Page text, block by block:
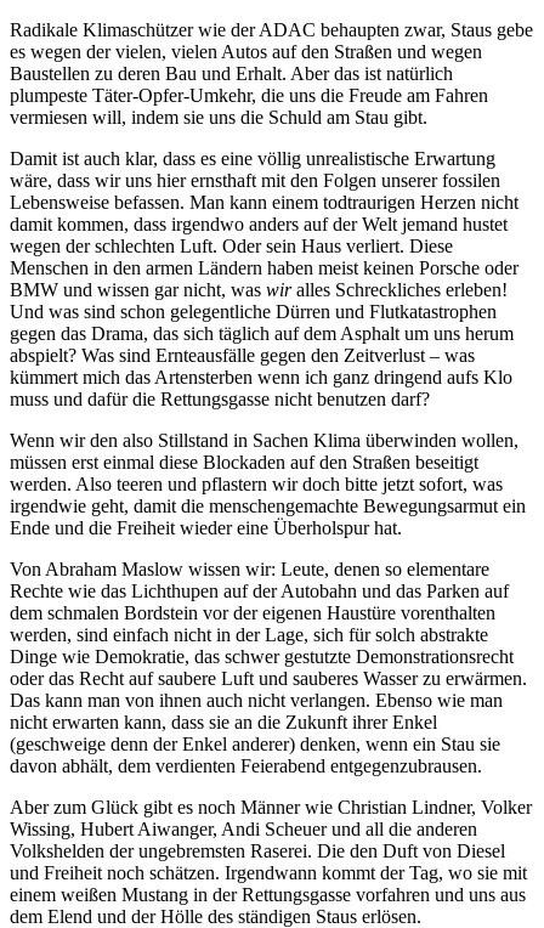
Radikale Klimaschützer wie der ADAC behaupten zwar, Staus gebe
es wegen der vielen, vielen Autos auf den Straßen und wegen
Baustellen zu deren Bau und Erhalt. Aber das ist natürlich
plumpeste Täter-Opfer-Umkehr, die uns die Freude am Fahren
vermiesen will, indem sie uns die Schuld am Stau gibt.
Damit ist auch klar, dass es eine völlig unrealistische Erwartung
wäre, dass wir uns hier ernsthaft mit den Folgen unserer fossilen
Lebensweise befassen. Man kann einem todtraurigen Herzen nicht
damit kommen, dass irgendwo anders auf der Welt jemand hustet
wegen der schlechten Luft. Oder sein Haus verliert. Diese
Menschen in den armen Ländern haben meist keinen Porsche oder
BMW und wissen gar nicht, was wiralles Schreckliches erleben!
Und was sind schon gelegentliche Dürren und Flutkatastrophen
gegen das Drama, das sich täglich auf dem Asphalt um uns herum
abspielt? Was sind Ernteausfälle gegen den Zeitverlust – was
kümmert mich das Artensterben wenn ich ganz dringend aufs Klo
muss und dafür die Rettungsgasse nicht benutzen darf?
Wenn wir den also Stillstand in Sachen Klima überwinden wollen,
müssen erst einmal diese Blockaden auf den Straßen beseitigt
werden. Also teeren und pflastern wir doch bitte jetzt sofort, was
irgendwie geht, damit die menschengemachte Bewegungsarmut ein
Ende und die Freiheit wieder eine Überholspur hat.
Von Abraham Maslow wissen wir: Leute, denen so elementare
Rechte wie das Lichthupen auf der Autobahn und das Parken auf
dem schmalen Bordstein vor der eigenen Haustüre vorenthalten
werden, sind einfach nicht in der Lage, sich für solch abstrakte
Dinge wie Demokratie, das schwer gestutzte Demonstrationsrecht
oder das Recht auf saubere Luft und sauberes Wasser zu erwärmen.
Das kann man von ihnen auch nicht verlangen. Ebenso wie man
nicht erwarten kann, dass sie an die Zukunft ihrer Enkel
(geschweige denn der Enkel anderer) denken, wenn ein Stau sie
davon abhält, dem verdienten Feierabend entgegenzubrausen.
Aber zum Glück gibt es noch Männer wie Christian Lindner, Volker
Wissing, Hubert Aiwanger, Andi Scheuer und all die anderen
Volkshelden der ungebremsten Raserei. Die den Duft von Diesel
und Freiheit noch schätzen. Irgendwann kommt der Tag, wo sie mit
einem weißen Mustang in der Rettungsgasse vorfahren und uns aus
dem Elend und der Hölle des ständigen Staus erlösen.